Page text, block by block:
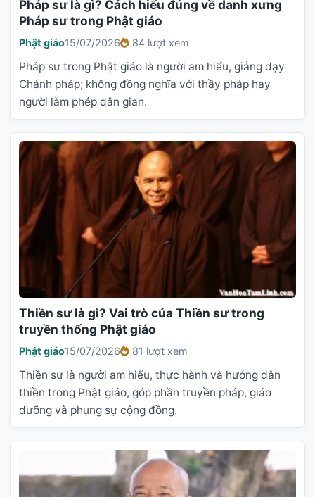
Pháp sư là gì? Cách hiểu đúng về danh xưng
Pháp sư trong Phật giáo
Phật giáo15/07/2026 84 lượt xem
Pháp sư trong Phật giáo là người am hiểu, giảng dạy
Chánh pháp; không đồng nghĩa với thầy pháp hay
người làm phép dân gian.
Thiền sư là gì? Vai trò của Thiền sư trong
truyền thống Phật giáo
Phật giáo15/07/2026 81 lượt xem
Thiền sư là người am hiểu, thực hành và hướng dẫn
thiền trong Phật giáo, góp phần truyền pháp, giáo
dưỡng và phụng sự cộng đồng.